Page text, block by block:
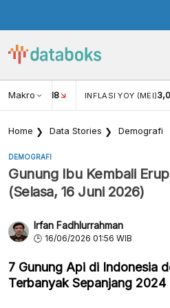
Makro
USD/IDR 18 INFLASI YOY (MEI)
Home Data Stories Demografi
DEMOGRAFI
Gunung Ibu Kembali
(Selasa, 16 Juni 2026)
Irfan Fadhlurrahman
16/06/2026 01:56 WIB
7 Gunung Api di Indonesia
Terbanyak Sepanjang 2024